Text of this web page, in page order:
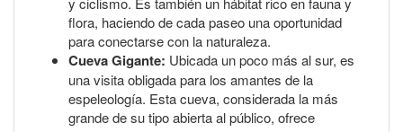
flora, haciendo de cada paseo una oportunidad
para conectarse con la naturaleza.
Cueva Gigante: Ubicada un poco más al sur, es
una visita obligada para los amantes de la
espeleología. Esta cueva, considerada la más
grande de su tipo abierta al público, ofrece